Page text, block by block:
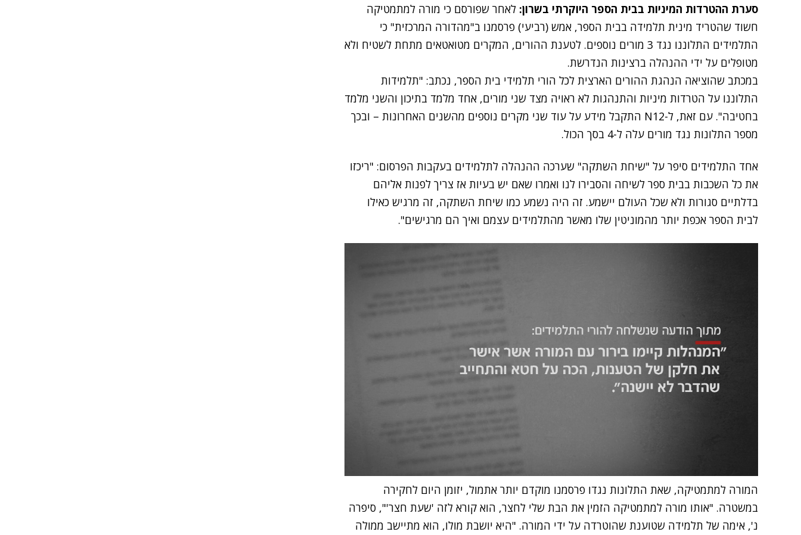
סערת ההטרדות המיניות בבית הספר היוקרתי בשרון: לאחר שפורסם כי מורה למתמטיקה
חשוד שהטריד מינית תלמידה בבית הספר, אמש (רביעי) פרסמנו ב"מהדורה המרכזית" כי
התלמידים התלוננו נגד 3 מורים נוספים. לטענת ההורים, המקרים מטואטאים מתחת לשטיח ולא
מטופלים על ידי ההנהלה ברצינות הנדרשת.
במכתב שהוציאה הנהגת ההורים הארצית לכל הורי תלמידי בית הספר, נכתב: "תלמידות
התלוננו על הטרדות מיניות והתנהגות לא ראויה מצד שני מורים, אחד מלמד בתיכון והשני מלמד
בחטיבה". עם זאת, ל-N12 התקבל מידע על עוד שני מקרים נוספים מהשנים האחרונות – ובכך
מספר התלונות נגד מורים עלה ל-4 בסך הכול.
אחד התלמידים סיפר על "שיחת השתקה" שערכה ההנהלה לתלמידים בעקבות הפרסום: "ריכזו
את כל השכבות בבית ספר לשיחה והסבירו לנו ואמרו שאם יש בעיות אז צריך לפנות אליהם
בדלתיים סגורות ולא שכל העולם יישמע. זה היה נשמע כמו שיחת השתקה, זה מרגיש כאילו
לבית הספר אכפת יותר מהמוניטין שלו מאשר מהתלמידים עצמם ואיך הם מרגישים".
המורה למתמטיקה, שאת התלונות נגדו פרסמנו מוקדם יותר אתמול, יזומן היום לחקירה
במשטרה. "אותו מורה למתמטיקה הזמין את הבת שלי לחצר, הוא קורא לזה 'שעת חצר'", סיפרה
נ', אימה של תלמידה שטוענת שהוטרדה על ידי המורה. "היא יושבת מולו, הוא מתיישב ממולה